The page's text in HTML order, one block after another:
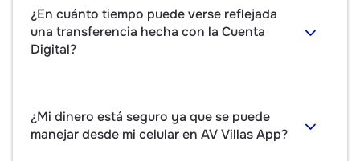
¿En cuánto tiempo puede verse reflejada
una transferencia hecha con la Cuenta
Digital?
¿Mi dinero está seguro ya que se puede
manejar desde mi celular en AV Villas App?